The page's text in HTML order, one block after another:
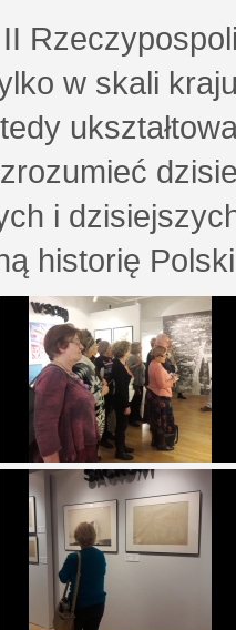
w skali
i
historię